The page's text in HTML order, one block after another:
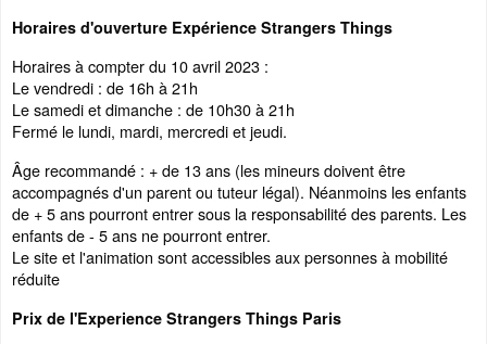
Horaires d'ouverture Expérience Strangers Things
Horaires à compter du 10 avril 2023 :
Le vendredi : de 16h à 21h
Le samedi et dimanche : de 10h30 à 21h
Fermé le lundi, mardi, mercredi et jeudi.
Âge recommandé : + de 13 ans (les mineurs doivent être
accompagnés d'un parent ou tuteur légal). Néanmoins les enfants
de + 5 ans pourront entrer sous la responsabilité des parents. Les
enfants de - 5 ans ne pourront entrer.
Le site et l'animation sont accessibles aux personnes à mobilité
réduite
Prix de l'Experience Strangers Things Paris